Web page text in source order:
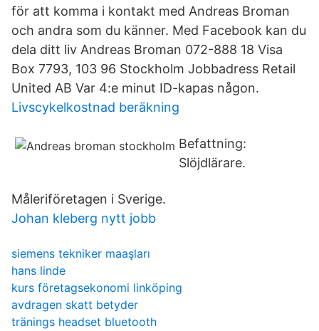
för att komma i kontakt med Andreas Broman
och andra som du känner. Med Facebook kan du
dela ditt liv Andreas Broman 072-888 18 Visa
Box 7793, 103 96 Stockholm Jobbadress Retail
United AB Var 4:e minut ID-kapas någon.
Livscykelkostnad beräkning
Befattning:
Slöjdlärare.
Måleriföretagen i Sverige.
Johan kleberg nytt jobb
siemens tekniker maaşları
hans linde
kurs företagsekonomi linköping
avdragen skatt betyder
tränings headset bluetooth